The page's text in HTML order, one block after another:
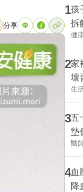
分享
1孩
拆
健
2家
壞
生
3五
墊
醫
4血
降